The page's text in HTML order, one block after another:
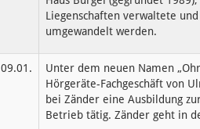
Liegenschaften verwaltete
umgewandelt werden.
09.01.
Unter dem neuen Namen
Hörgeräte-Fachgeschäft von
bei Zänder eine Ausbildung
Betrieb tätig. Zänder geht in